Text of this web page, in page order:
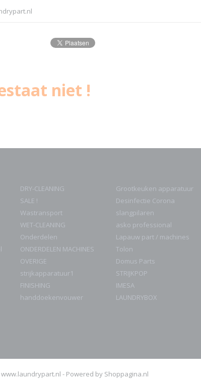
niet !
DRY-CLEANING
SALE !
Wastransport
WET-CLEANING
Onderdelen
ONDERDELEN MACHINES
OVERIGE
strijkapparatuur1
FINISHING
handdoekenvouwer
Grootkeuken apparatuur
Desinfectie Corona
slangpilaren
asko professional
Lapauw part / machines
Tolon
Domus Parts
STRIJKPOP
IMESA
LAUNDRYBOX
- Powered by Shoppagina.nl